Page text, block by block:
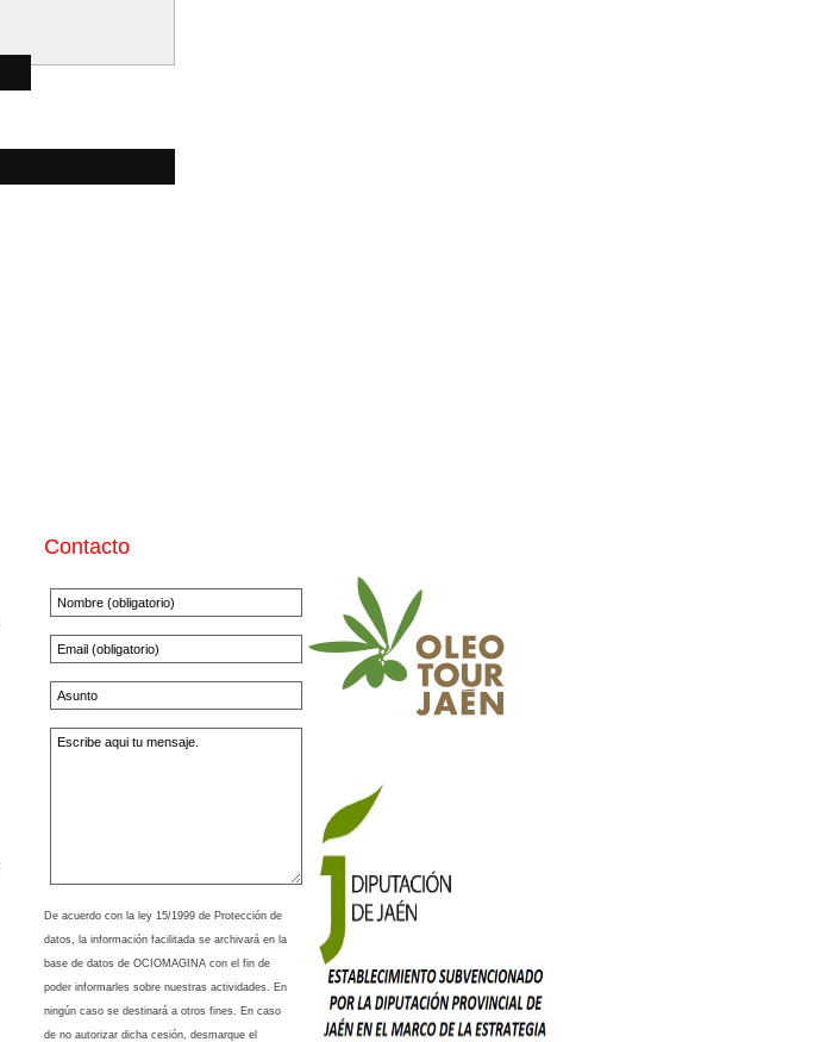
Contacto
De acuerdo con la ley 15/1999 de Protección de
datos, la información facilitada se archivará en la
base de datos de OCIOMAGINA con el fin de
poder informarles sobre nuestras actividades. En
ningún caso se destinará a otros fines. En caso
de no autorizar dicha cesión, desmarque el